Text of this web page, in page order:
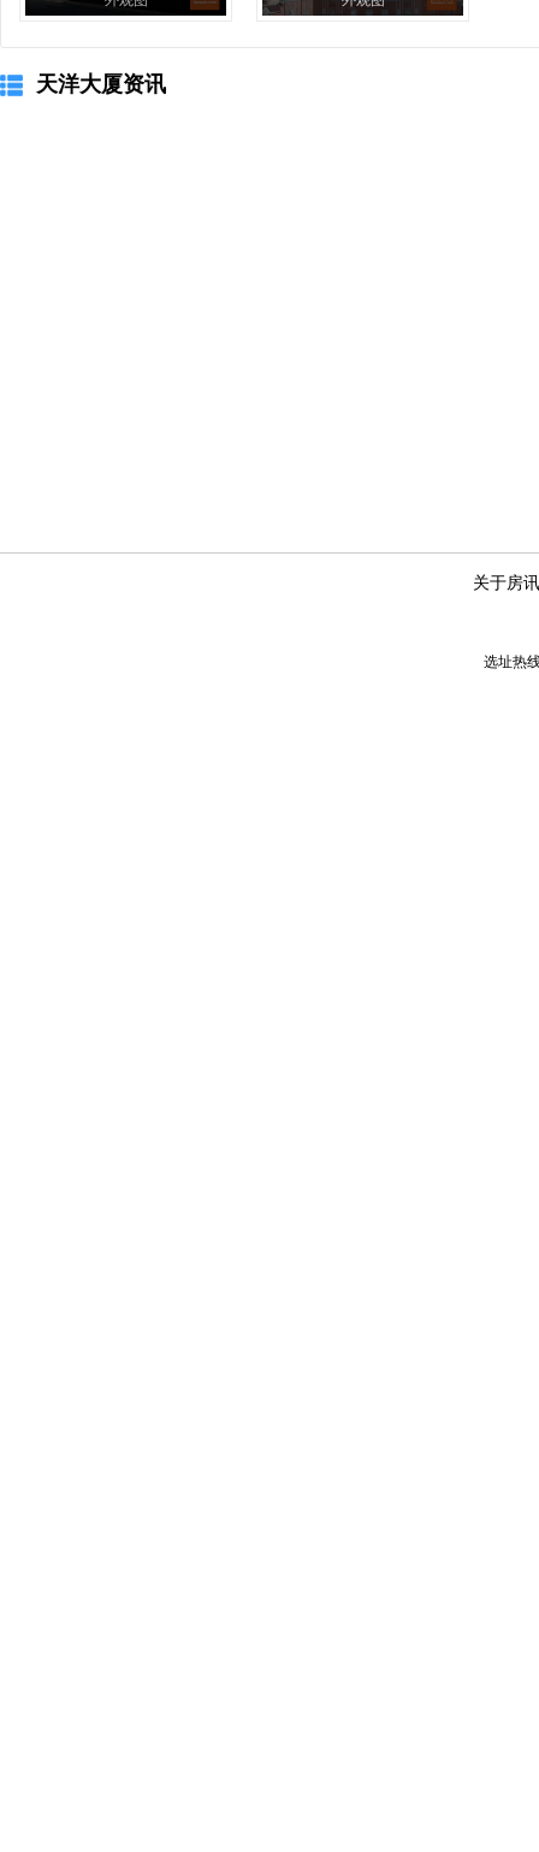
天洋大厦资讯
关于房讯
选址热